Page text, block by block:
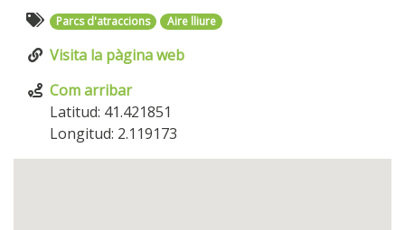
Parcs d'atraccions Aire lliure
Visita la pàgina web
Com arribar
Latitud: 41.421851
Longitud: 2.119173